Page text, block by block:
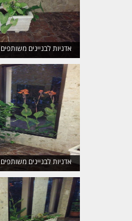
אדניות לבניינים משותפים
אדניות לבניינים משותפים